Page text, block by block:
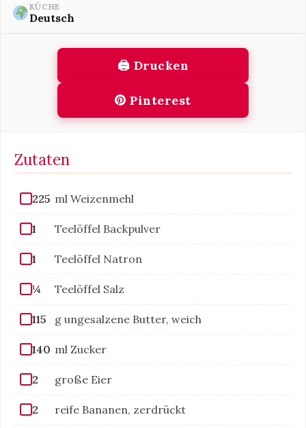
KÜCHE
Deutsch
🖨 Drucken
Pinterest
Zutaten
225 ml Weizenmehl
1 Teelöffel Backpulver
1 Teelöffel Natron
¼ Teelöffel Salz
115 g ungesalzene Butter, weich
140 ml Zucker
2 große Eier
2 reife Bananen, zerdrückt